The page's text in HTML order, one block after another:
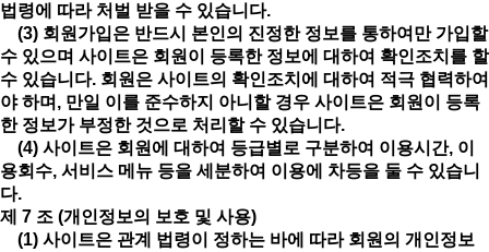
법령에 따라 처벌 받을 수 있습니다.
(3) 회원가입은 반드시 본인의 진정한 정보를 통하여만 가입할
수 있으며 사이트은 회원이 등록한 정보에 대하여 확인조치를 할
수 있습니다. 회원은 사이트의 확인조치에 대하여 적극 협력하여
야 하며, 만일 이를 준수하지 아니할 경우 사이트은 회원이 등록
한 정보가 부정한 것으로 처리할 수 있습니다.
(4) 사이트은 회원에 대하여 등급별로 구분하여 이용시간, 이
용회수, 서비스 메뉴 등을 세분하여 이용에 차등을 둘 수 있습니
다.
제 7 조 (개인정보의 보호 및 사용)
(1) 사이트은 관계 법령이 정하는 바에 따라 회원의 개인정보